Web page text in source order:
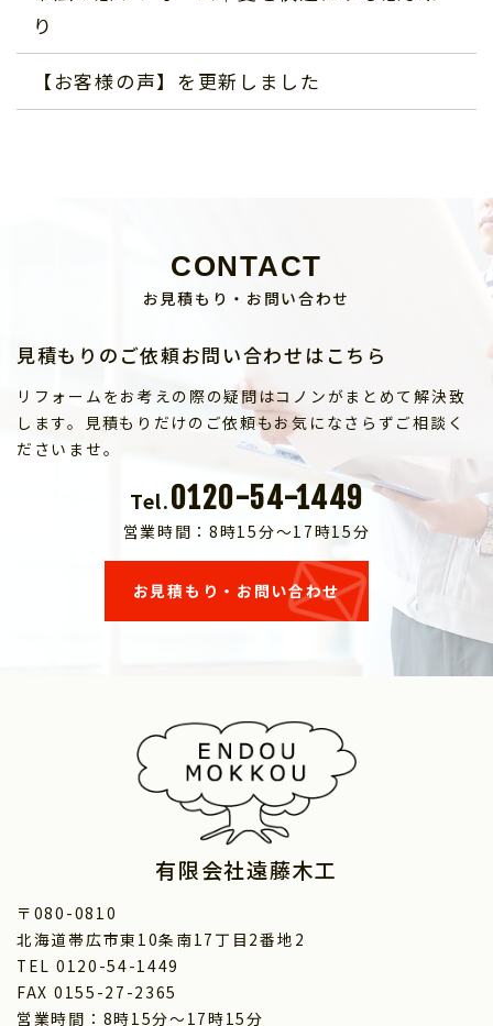
り
【お客様の声】を更新しました
CONTACT
お見積もり・お問い合わせ
見積もりのご依頼お問い合わせはこちら
リフォームをお考えの際の疑問はコノンがまとめて解決致
します。見積もりだけのご依頼もお気になさらずご相談く
ださいませ。
Tel.0120-54-1449
営業時間：8時15分～17時15分
お見積もり・お問い合わせ
有限会社遠藤木工
〒080-0810
北海道帯広市東10条南17丁目2番地2
TEL 0120-54-1449
FAX 0155-27-2365
営業時間：8時15分～17時15分